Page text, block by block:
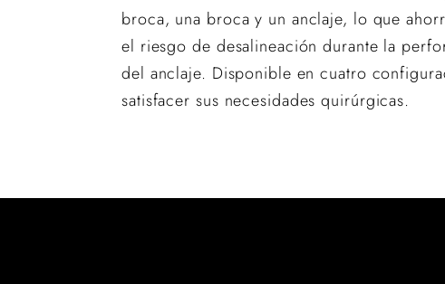
broca, una broca y un anclaje, lo que
el riesgo de desalineación durante la
del anclaje. Disponible en cuatro
satisfacer sus necesidades quirúrgicas.